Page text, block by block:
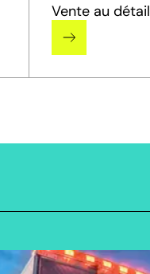
Vente au détail